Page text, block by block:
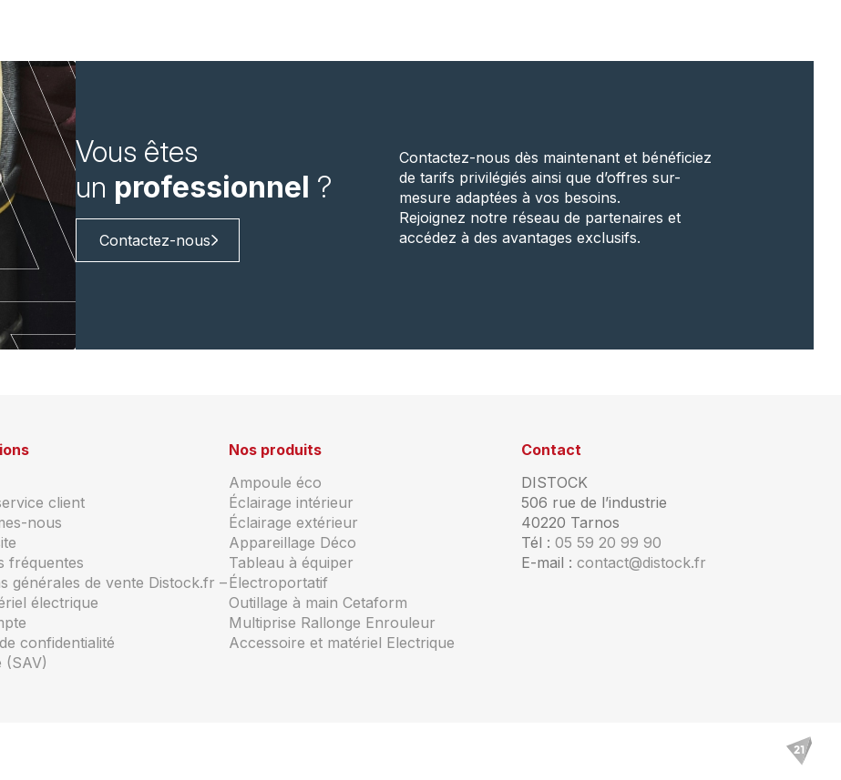
Vous êtes
un professionnel ?
Contactez-nous
Contactez-nous dès maintenant et bénéficiez
de tarifs privilégiés ainsi que d’offres sur-
mesure adaptées à vos besoins.
Rejoignez notre réseau de partenaires et
accédez à des avantages exclusifs.
client
nous
fréquentes
générales de vente Distock.fr –
électrique
confidentialité
(SAV)
Nos produits
Ampoule éco
Éclairage intérieur
Éclairage extérieur
Appareillage Déco
Tableau à équiper
Électroportatif
Outillage à main Cetaform
Multiprise Rallonge Enrouleur
Accessoire et matériel Electrique
Contact
DISTOCK
506 rue de l’industrie
40220 Tarnos
Tél : 05 59 20 99 90
E-mail : contact@distock.fr